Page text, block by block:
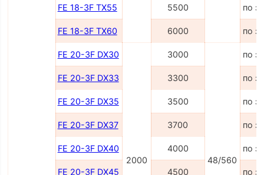
FE 18-3F TX55 5500 по
FE 18-3F TX60 6000 по
FE 20-3F DX30
2000
3000
48/560
по
FE 20-3F DX33 3300 по
FE 20-3F DX35 3500 по
FE 20-3F DX37 3700 по
FE 20-3F DX40 4000 по
FE 20-3F DX45 4500 по